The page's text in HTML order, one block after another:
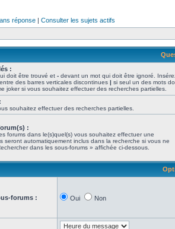
réponse | Consulter les sujets actifs
:
doit être trouvé et - devant un mot qui doit être ignoré.
des barres verticales discontinues | si seul un des mots
joker si vous souhaitez effectuer des recherches partielles.
souhaitez effectuer des recherches partielles.
:
forums dans le(s)quel(s) vous souhaitez effectuer une
seront automatiquement inclus dans la recherche si vous ne
dans les sous-forums » affichée ci-dessous.
forums : Oui Non